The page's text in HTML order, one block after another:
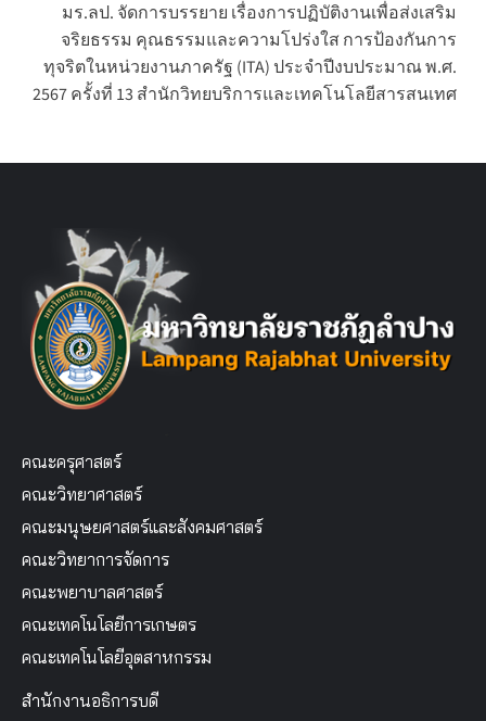
มร.ลป. จัดการบรรยาย เรื่องการปฏิบัติงานเพื่อส่งเสริม
จริยธรรม คุณธรรมและความโปร่งใส การป้องกันการ
ทุจริตในหน่วยงานภาครัฐ (ITA) ประจำปีงบประมาณ พ.ศ.
2567 ครั้งที่ 13 สำนักวิทยบริการและเทคโนโลยีสารสนเทศ
คณะครุศาสตร์
คณะวิทยาศาสตร์
คณะมนุษยศาสตร์และสังคมศาสตร์
คณะวิทยาการจัดการ
คณะพยาบาลศาสตร์
คณะเทคโนโลยีการเกษตร
คณะเทคโนโลยีอุตสาหกรรม
สำนักงานอธิการบดี